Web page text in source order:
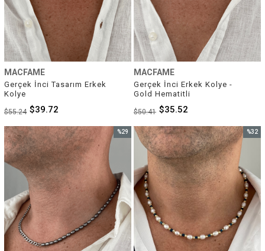
MACFAME
Gerçek İnci Tasarım Erkek
Kolye
$39.72
$55.24
MACFAME
Gerçek İnci Erkek Kolye -
Gold Hematitli
$35.52
$50.41
%29
%32